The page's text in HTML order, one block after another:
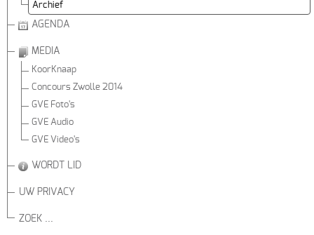
Archief
AGENDA
MEDIA
KoorKnaap
Concours Zwolle 2014
GVE Foto's
GVE Audio
GVE Video's
WORDT LID
UW PRIVACY
ZOEK ...